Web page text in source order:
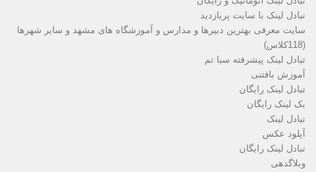
تبادل لینک با سایت پربازدید
سایت معرفی بهترین دبیرها و مدارس و آموزشگاه های مشهد و سایر شهرها
(118کلاس)
تبادل لینک پیشرفته سبا تم
آموزش بافتنی
تبادل لینک رایگان
بک لینک رایگان
تبادل لینک
آپلود عکس
تبادل لینک رایگان
وبلاگدهی